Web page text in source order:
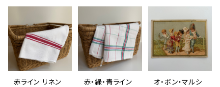
赤ライン リネン
赤・緑・青ライン
オ・ボン・マルシ